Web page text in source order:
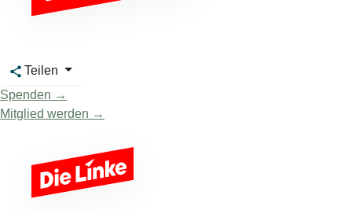
Teilen
Spenden →
Mitglied werden →